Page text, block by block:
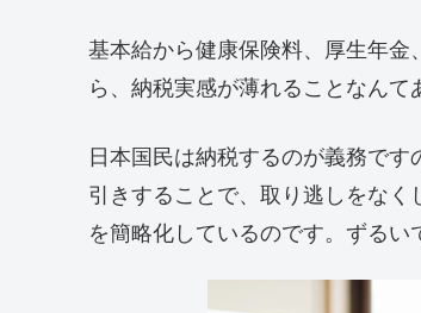
基本給から健康保険料、厚生年
ら、納税実感が薄れることなんて
日本国民は納税するのが義務で
引きすることで、取り逃しをな
を簡略化しているのです。ずるい